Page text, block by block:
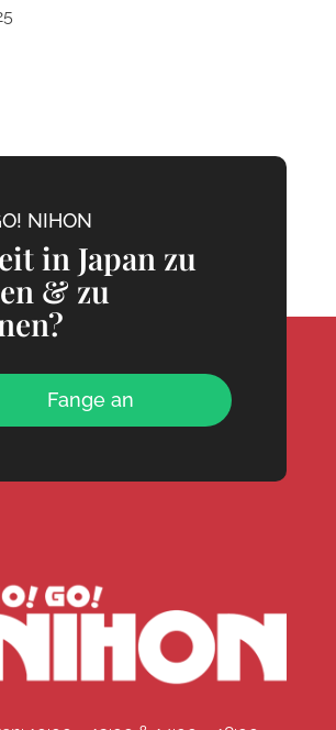
NIHON
in Japan zu
& zu
Fange an